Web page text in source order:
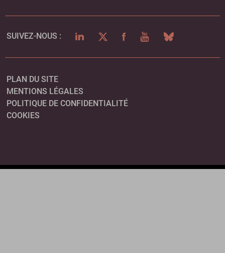
SUIVEZ-NOUS : LINKEDINTWITTERFACEBOOKYOUTUBEBLUESKY
PLAN DU SITE
MENTIONS LÉGALES
POLITIQUE DE CONFIDENTIALITÉ
COOKIES